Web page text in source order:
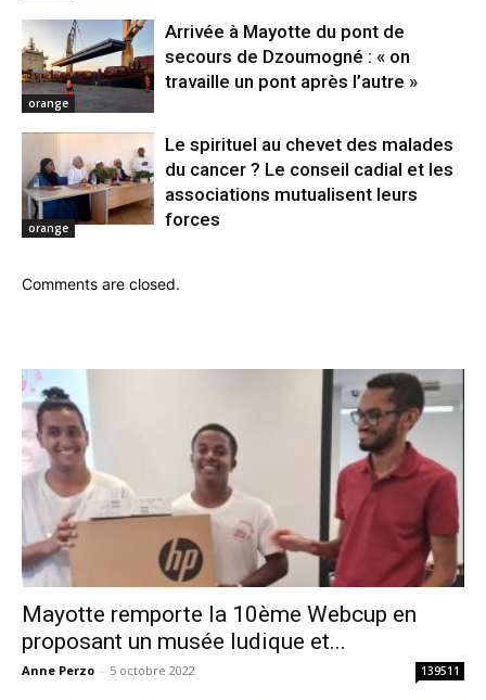
orange
Arrivée à Mayotte du pont de
secours de Dzoumogné : « on
travaille un pont après l’autre »
orange
Le spirituel au chevet des malades
du cancer ? Le conseil cadial et les
associations mutualisent leurs
forces
Comments are closed.
Mayotte remporte la 10ème Webcup en
proposant un musée ludique et...
Anne Perzo - 5 octobre 2022 139511